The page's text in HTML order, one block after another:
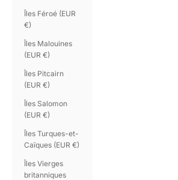
Îles Féroé (EUR
€)
Îles Malouines
(EUR €)
Îles Pitcairn
(EUR €)
Îles Salomon
(EUR €)
Îles Turques-et-
Caïques (EUR €)
Îles Vierges
britanniques